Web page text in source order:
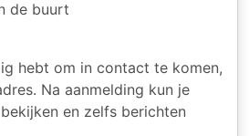
de buurt
hebt om in contact te komen,
Na aanmelding kun je
en zelfs berichten